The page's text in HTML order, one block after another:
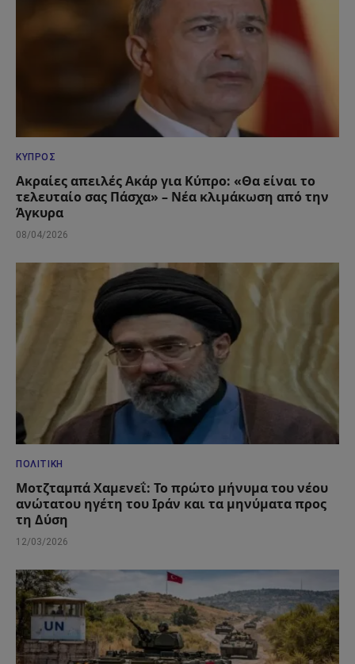
ΚΎΠΡΟΣ
Ακραίες απειλές Ακάρ για Κύπρο: «Θα είναι το
τελευταίο σας Πάσχα» – Νέα κλιμάκωση από την
Άγκυρα
08/04/2026
ΠΟΛΙΤΙΚΉ
Μοτζταμπά Χαμενεΐ: Το πρώτο μήνυμα του νέου
ανώτατου ηγέτη του Ιράν και τα μηνύματα προς
τη Δύση
12/03/2026